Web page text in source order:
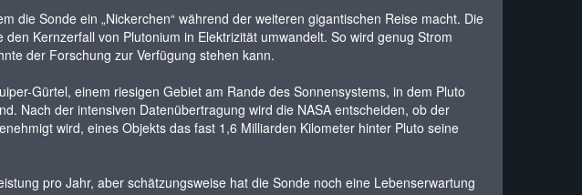
die Sonde ein „Nickerchen“ während der weiteren gigantischen Reise macht. Die
Kernzerfall von Plutonium in Elektrizität umwandelt. So wird genug Strom
der Forschung zur Verfügung stehen kann.
Gürtel, einem riesigen Gebiet am Rande des Sonnensystems, in dem Pluto
Nach der intensiven Datenübertragung wird die NASA entscheiden, ob der
wird, eines Objekts das fast 1,6 Milliarden Kilometer hinter Pluto seine
pro Jahr, aber schätzungsweise hat die Sonde noch eine Lebenserwartung